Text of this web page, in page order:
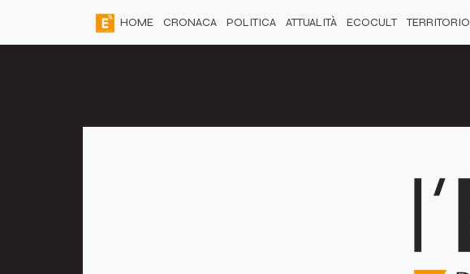
HOME CRONACA POLITICA ATTUALITÀ ECOCULT TERRITORIO